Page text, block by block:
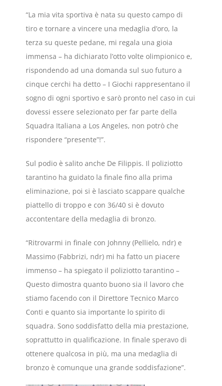
“La mia vita sportiva è nata su questo campo di
tiro e tornare a vincere una medaglia d’oro, la
terza su queste pedane, mi regala una gioia
immensa – ha dichiarato l’otto volte olimpionico e,
rispondendo ad una domanda sul suo futuro a
cinque cerchi ha detto – I Giochi rappresentano il
sogno di ogni sportivo e sarò pronto nel caso in cui
dovessi essere selezionato per far parte della
Squadra Italiana a Los Angeles, non potrò che
rispondere “presente”!”.
Sul podio è salito anche De Filippis. Il poliziotto
tarantino ha guidato la finale fino alla prima
eliminazione, poi si è lasciato scappare qualche
piattello di troppo e con 36/40 si è dovuto
accontentare della medaglia di bronzo.
“Ritrovarmi in finale con Johnny (Pellielo, ndr) e
Massimo (Fabbrizi, ndr) mi ha fatto un piacere
immenso – ha spiegato il poliziotto tarantino –
Questo dimostra quanto buono sia il lavoro che
stiamo facendo con il Direttore Tecnico Marco
Conti e quanto sia importante lo spirito di
squadra. Sono soddisfatto della mia prestazione,
soprattutto in qualificazione. In finale speravo di
ottenere qualcosa in più, ma una medaglia di
bronzo è comunque una grande soddisfazione”.